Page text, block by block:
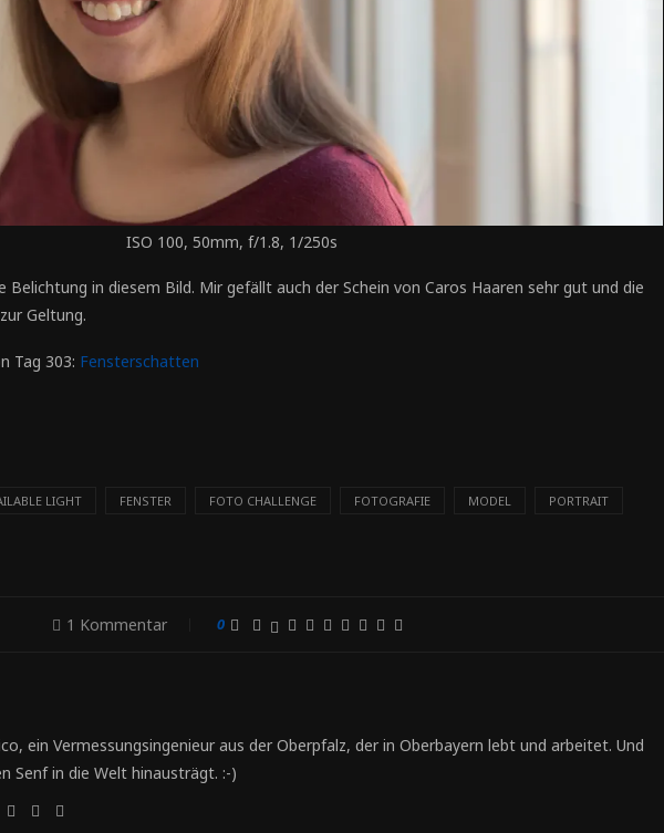
ISO 100, 50mm, f/1.8, 1/250s
Belichtung in diesem Bild. Mir gefällt auch der Schein von Caros Haaren sehr gut und die
Geltung.
Tag 303: Fensterschatten
LIGHT FENSTER FOTO CHALLENGE FOTOGRAFIE MODEL PORTRAIT
1 Kommentar 0
ein Vermessungsingenieur aus der Oberpfalz, der in Oberbayern lebt und arbeitet. Und
Senf in die Welt hinausträgt. :-)